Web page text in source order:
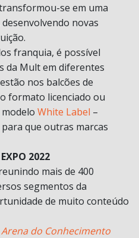
se em uma
novas
franquia, é possível
da Mult em diferentes
nos balcões de
formato licenciado ou
White Label –
que outras marcas
2022
mais de 400
segmentos da
de muito conteúdo
Arena do Conhecimento